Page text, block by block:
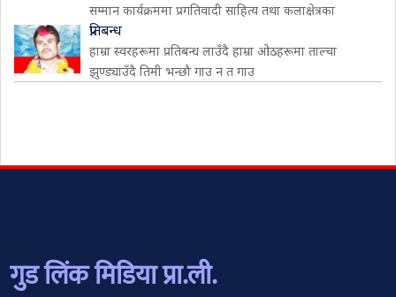
सम्मान कार्यक्रममा प्रगतिवादी साहित्य तथा कलाक्षेत्रका
प्रतिबन्ध
हाम्रा स्वरहरूमा प्रतिबन्ध लाउँदै हाम्रा ओठहरूमा ताल्चा
झुण्ड्याउँदै तिमी भन्छौ गाउ न त गाउ
गुड लिंक मिडिया प्रा.ली.